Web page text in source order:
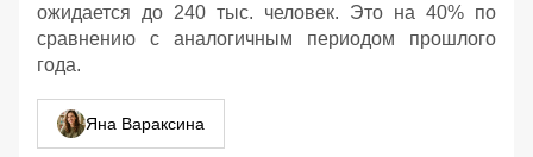
ожидается до 240 тыс. человек. Это на 40% по
сравнению с аналогичным периодом прошлого
года.
Яна Вараксина